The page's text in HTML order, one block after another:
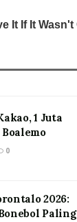
1 Juta
0
2026:
Paling